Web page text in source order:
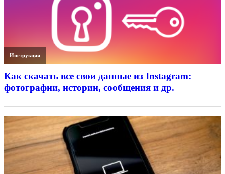
Инструкции
Как скачать все свои данные из Instagram:
фотографии, истории, сообщения и др.